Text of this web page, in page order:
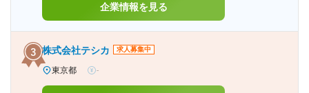
企業情報を見る
株式会社テシカ 求人募集中
東京都 -